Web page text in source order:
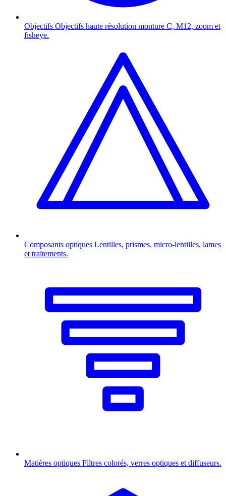
Objectifs Objectifs haute résolution monture C, M12, zoom et
fisheye.
Composants optiques Lentilles, prismes, micro-lentilles, lames
et traitements.
Matières optiques Filtres colorés, verres optiques et diffuseurs.